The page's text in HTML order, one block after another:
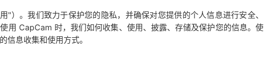
"）。我们致力于保护您的隐私，并确保对您提供的个人信息进行安全、
用 CapCam 时，我们如何收集、使用、披露、存储及保护您的信息。使
信息收集和使用方式。